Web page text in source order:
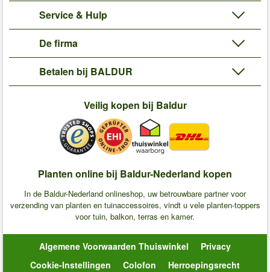
Service & Hulp
De firma
Betalen bij BALDUR
Veilig kopen bij Baldur
Planten online bij Baldur-Nederland kopen
In de Baldur-Nederland onlineshop, uw betrouwbare partner voor
verzending van planten en tuinaccessoires, vindt u vele planten-toppers
voor tuin, balkon, terras en kamer.
Algemene Voorwaarden Thuiswinkel
Privacy
Cookie-Instellingen
Colofon Herroepingsrecht